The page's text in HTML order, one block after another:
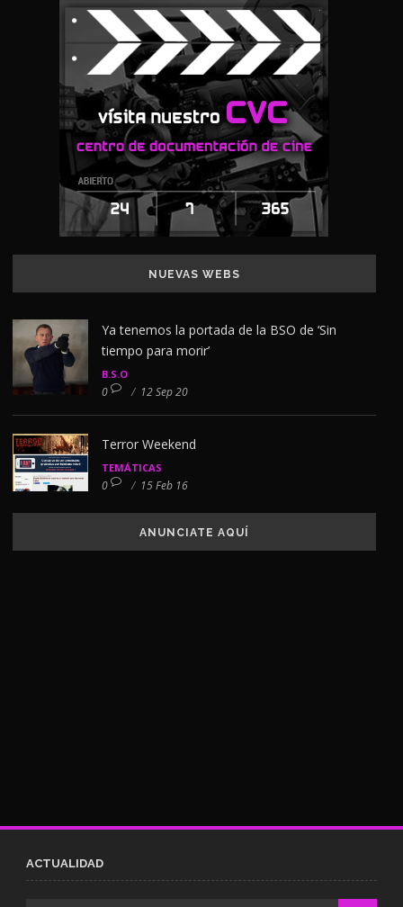
NUEVAS WEBS
Ya tenemos la portada de la BSO de ‘Sin
tiempo para morir’
B.S.O
0 / 12 Sep 20
Terror Weekend
TEMÁTICAS
0 / 15 Feb 16
ANUNCIATE AQUÍ
ACTUALIDAD